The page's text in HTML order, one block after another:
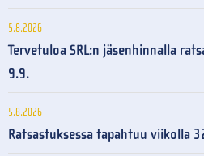
5.8.2026
Tervetuloa SRL:n jäsenhinnalla
9.9.
5.8.2026
Ratsastuksessa tapahtuu viikolla